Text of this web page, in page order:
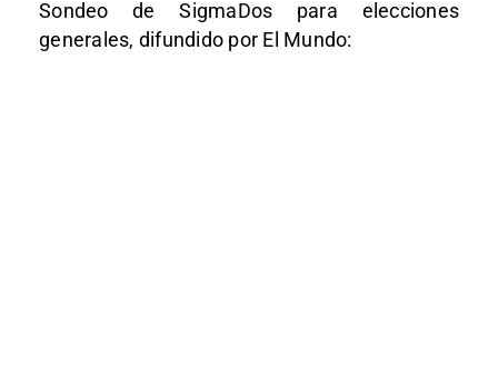
Sondeo de SigmaDos para elecciones
generales, difundido por El Mundo: